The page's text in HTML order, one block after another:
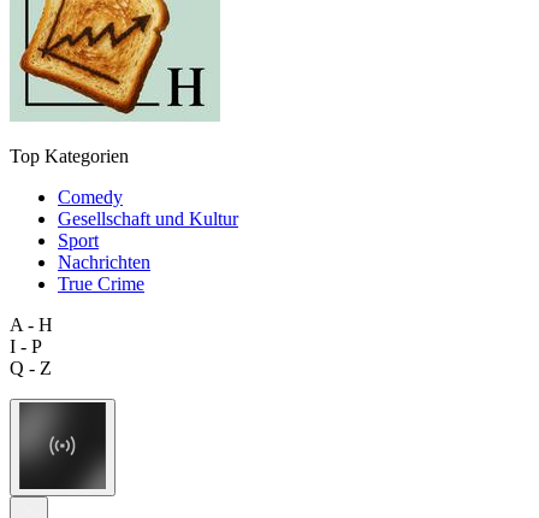
Top Kategorien
Comedy
Gesellschaft und Kultur
Sport
Nachrichten
True Crime
A - H
I - P
Q - Z